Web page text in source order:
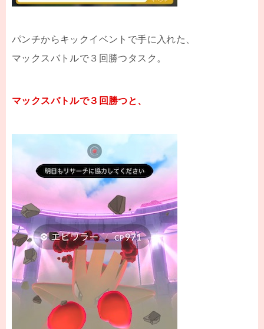
パンチからキックイベントで手に入れた、
マックスバトルで３回勝つタスク。
マックスバトルで３回勝つと、